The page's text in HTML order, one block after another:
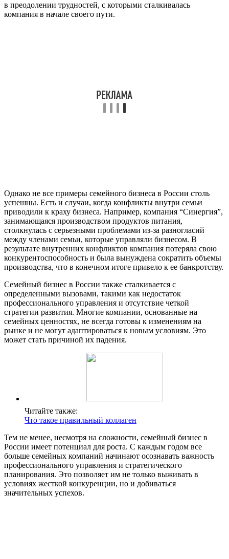
в преодолении трудностей, с которыми сталкивалась
компания в начале своего пути.
Однако не все примеры семейного бизнеса в России столь
успешны. Есть и случаи, когда конфликты внутри семьи
приводили к краху бизнеса. Например, компания “Синергия”,
занимающаяся производством продуктов питания,
столкнулась с серьезными проблемами из-за разногласий
между членами семьи, которые управляли бизнесом. В
результате внутренних конфликтов компания потеряла свою
конкурентоспособность и была вынуждена сократить объемы
производства, что в конечном итоге привело к ее банкротству.
Семейный бизнес в России также сталкивается с
определенными вызовами, такими как недостаток
профессионального управления и отсутствие четкой
стратегии развития. Многие компании, основанные на
семейных ценностях, не всегда готовы к изменениям на
рынке и не могут адаптироваться к новым условиям. Это
может стать причиной их падения.
Читайте также:
Что такое правильный коллаген
Тем не менее, несмотря на сложности, семейный бизнес в
России имеет потенциал для роста. С каждым годом все
больше семейных компаний начинают осознавать важность
профессионального управления и стратегического
планирования. Это позволяет им не только выживать в
условиях жесткой конкуренции, но и добиваться
значительных успехов.